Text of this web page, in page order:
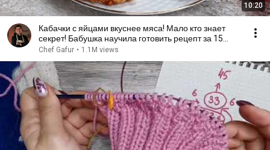
10:20
Кабачки с яйцами вкуснее мяса! Мало кто знает
секрет! Бабушка научила готовить рецепт за 15
минут
Chef Gafur • 1.1M views